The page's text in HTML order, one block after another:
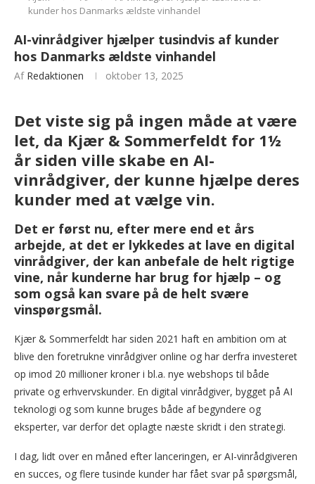
kunder hos Danmarks ældste vinhandel
AI-vinrådgiver hjælper tusindvis af kunder
hos Danmarks ældste vinhandel
Af Redaktionen oktober 13, 2025
Det viste sig på ingen måde at være
let, da Kjær & Sommerfeldt for 1½
år siden ville skabe en AI-
vinrådgiver, der kunne hjælpe deres
kunder med at vælge vin.
Det er først nu, efter mere end et års
arbejde, at det er lykkedes at lave en digital
vinrådgiver, der kan anbefale de helt rigtige
vine, når kunderne har brug for hjælp – og
som også kan svare på de helt svære
vinspørgsmål.
Kjær & Sommerfeldt har siden 2021 haft en ambition om at
blive den foretrukne vinrådgiver online og har derfra investeret
op imod 20 millioner kroner i bl.a. nye webshops til både
private og erhvervskunder. En digital vinrådgiver, bygget på AI
teknologi og som kunne bruges både af begyndere og
eksperter, var derfor det oplagte næste skridt i den strategi.
I dag, lidt over en måned efter lanceringen, er AI-vinrådgiveren
en succes, og flere tusinde kunder har fået svar på spørgsmål,